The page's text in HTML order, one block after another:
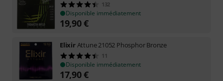
132
Disponible immédiatement
19,90€
ElixirAttune 21052 Phosphor Bronze
11
Disponible immédiatement
17,90€